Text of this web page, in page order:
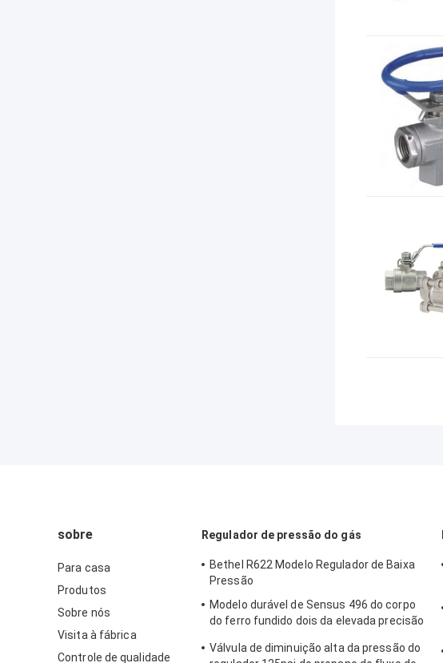
sobre
Para casa
Produtos
Sobre nós
Visita à fábrica
Controle de qualidade
Regulador de pressão do gás
Bethel R622 Modelo Regulador de Baixa
Pressão
Modelo durável de Sensus 496 do corpo
do ferro fundido dois da elevada precisão
Válvula de diminuição alta da pressão do